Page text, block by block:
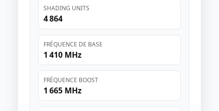
SHADING UNITS
4 864
FRÉQUENCE DE BASE
1 410 MHz
FRÉQUENCE BOOST
1 665 MHz